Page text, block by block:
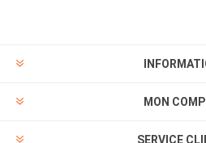
MON
SERVICE